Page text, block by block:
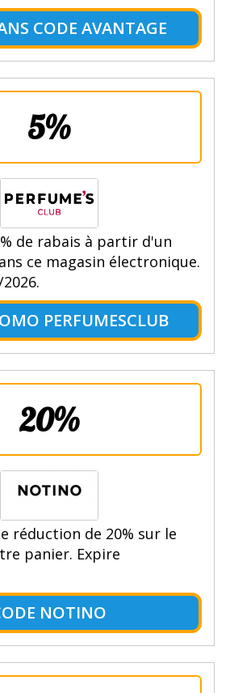
CODE AVANTAGE
5%
de rabais à partir d'un
ce magasin électronique.
PERFUMESCLUB
20%
réduction de 20% sur le
panier. Expire
NOTINO